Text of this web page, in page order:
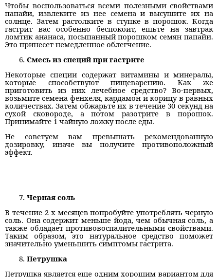
Чтобы воспользоваться всеми полезными свойствами
папайи, извлеките из нее семена и высушите их на
солнце. Затем растолките в ступке в порошок. Когда
гастрит вас особенно беспокоит, ешьте на завтрак
ломтик ананаса, посыпанный порошком семян папайи.
Это принесет немедленное облегчение.
Смесь из специй при гастрите
Некоторые специи содержат витамины и минералы,
которые способствуют пищеварению. Как же
приготовить из них лечебное средство? Во-первых,
возьмите семена фенхеля, кардамон и корицу в равных
количествах. Затем обжарьте их в течение 30 секунд на
сухой сковороде, а потом разотрите в порошок.
Принимайте 1 чайную ложку после еды.
Не советуем вам превышать рекомендованную
дозировку, иначе вы получите противоположный
эффект.
Черная соль
В течение 2-х месяцев попробуйте употреблять черную
соль. Она содержит меньше йода, чем обычная соль, а
также обладает противовоспалительными свойствами.
Таким образом, это натуральное средство поможет
значительно уменьшить симптомы гастрита.
Петрушка
Петрушка является еще одним хорошим вариантом для